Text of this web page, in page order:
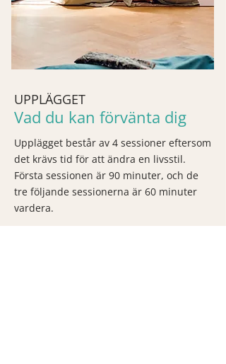
UPPLÄGGET
Vad du kan förvänta dig
Upplägget består av 4 sessioner eftersom
det krävs tid för att ändra en livsstil.
Första sessionen är 90 minuter, och de
tre följande sessionerna är 60 minuter
vardera.